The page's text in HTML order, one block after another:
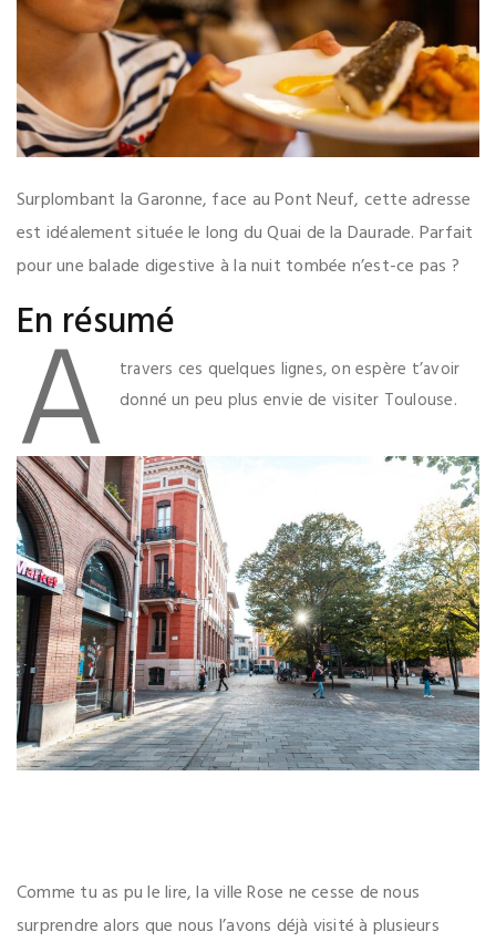
Surplombant la Garonne, face au Pont Neuf, cette adresse
est idéalement située le long du Quai de la Daurade. Parfait
pour une balade digestive à la nuit tombée n’est-ce pas ?
En résumé
A travers ces quelques lignes, on espère t’avoir
donné un peu plus envie de visiter Toulouse.
Comme tu as pu le lire, la ville Rose ne cesse de nous
surprendre alors que nous l’avons déjà visité à plusieurs